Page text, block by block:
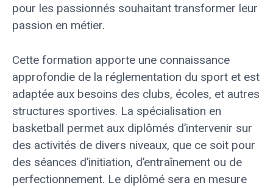
pour les passionnés souhaitant transformer leur
passion en métier.
Cette formation apporte une connaissance
approfondie de la réglementation du sport et est
adaptée aux besoins des clubs, écoles, et autres
structures sportives. La spécialisation en
basketball permet aux diplômés d’intervenir sur
des activités de divers niveaux, que ce soit pour
des séances d’initiation, d’entraînement ou de
perfectionnement. Le diplômé sera en mesure